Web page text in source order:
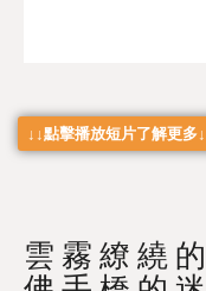
↓↓點擊播放短片了解更多
雲霧繚繞